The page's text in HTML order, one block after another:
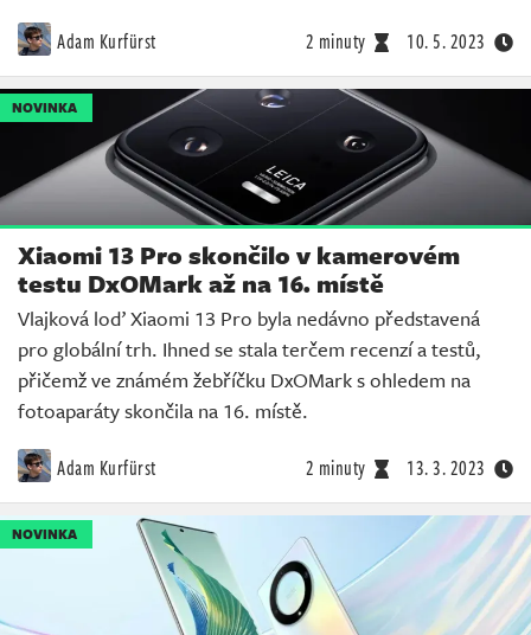
Adam Kurfürst 2 minuty 10. 5. 2023
NOVINKA
Xiaomi 13 Pro skončilo v kamerovém
testu DxOMark až na 16. místě
Vlajková loď Xiaomi 13 Pro byla nedávno představená
pro globální trh. Ihned se stala terčem recenzí a testů,
přičemž ve známém žebříčku DxOMark s ohledem na
fotoaparáty skončila na 16. místě.
Adam Kurfürst 2 minuty 13. 3. 2023
NOVINKA